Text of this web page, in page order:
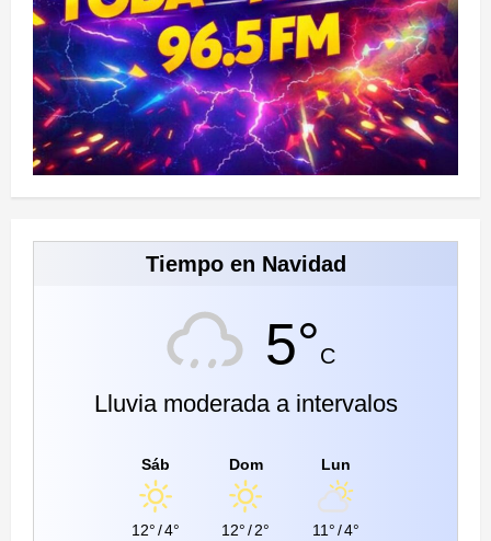
Tiempo en Navidad
5°C
Lluvia moderada a intervalos
Sáb
12°/4°
Dom
12°/2°
Lun
11°/4°